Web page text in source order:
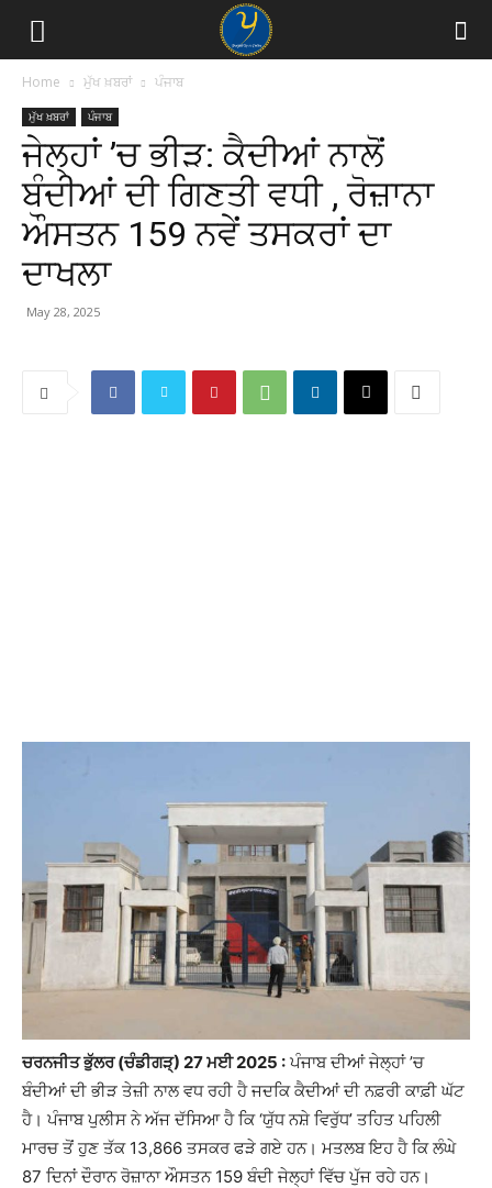
Home ਮੁੱਖ ਖ਼ਬਰਾਂ ਪੰਜਾਬ
ਮੁੱਖ ਖ਼ਬਰਾਂ ਪੰਜਾਬ
ਜੇਲ੍ਹਾਂ ’ਚ ਭੀੜ: ਕੈਦੀਆਂ ਨਾਲੋਂ
ਬੰਦੀਆਂ ਦੀ ਗਿਣਤੀ ਵਧੀ , ਰੋਜ਼ਾਨਾ
ਔਸਤਨ 159 ਨਵੇਂ ਤਸਕਰਾਂ ਦਾ
ਦਾਖਲਾ
May 28, 2025
ਚਰਨਜੀਤ ਭੁੱਲਰ (ਚੰਡੀਗੜ੍) 27 ਮਈ 2025 : ਪੰਜਾਬ ਦੀਆਂ ਜੇਲ੍ਹਾਂ ’ਚ
ਬੰਦੀਆਂ ਦੀ ਭੀੜ ਤੇਜ਼ੀ ਨਾਲ ਵਧ ਰਹੀ ਹੈ ਜਦਕਿ ਕੈਦੀਆਂ ਦੀ ਨਫ਼ਰੀ ਕਾਫ਼ੀ ਘੱਟ
ਹੈ। ਪੰਜਾਬ ਪੁਲੀਸ ਨੇ ਅੱਜ ਦੱਸਿਆ ਹੈ ਕਿ ‘ਯੁੱਧ ਨਸ਼ੇ ਵਿਰੁੱਧ’ ਤਹਿਤ ਪਹਿਲੀ
ਮਾਰਚ ਤੋਂ ਹੁਣ ਤੱਕ 13,866 ਤਸਕਰ ਫੜੇ ਗਏ ਹਨ। ਮਤਲਬ ਇਹ ਹੈ ਕਿ ਲੰਘੇ
87 ਦਿਨਾਂ ਦੌਰਾਨ ਰੋਜ਼ਾਨਾ ਔਸਤਨ 159 ਬੰਦੀ ਜੇਲ੍ਹਾਂ ਵਿੱਚ ਪੁੱਜ ਰਹੇ ਹਨ।